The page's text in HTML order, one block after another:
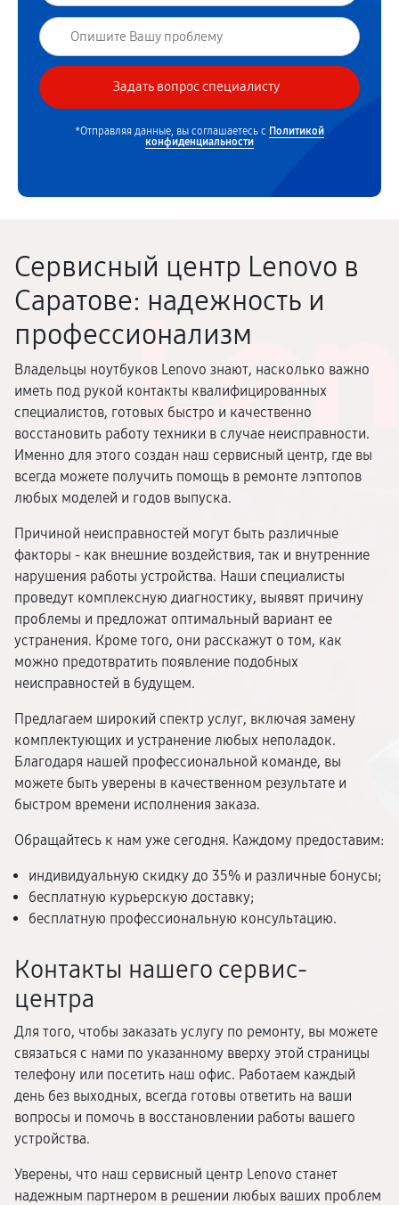
*Отправляя данные, вы соглашаетесь с Политикой
конфиденциальности
Сервисный центр Lenovo в
Саратове: надежность и
профессионализм
Владельцы ноутбуков Lenovo знают, насколько важно
иметь под рукой контакты квалифицированных
специалистов, готовых быстро и качественно
восстановить работу техники в случае неисправности.
Именно для этого создан наш сервисный центр, где вы
всегда можете получить помощь в ремонте лэптопов
любых моделей и годов выпуска.
Причиной неисправностей могут быть различные
факторы - как внешние воздействия, так и внутренние
нарушения работы устройства. Наши специалисты
проведут комплексную диагностику, выявят причину
проблемы и предложат оптимальный вариант ее
устранения. Кроме того, они расскажут о том, как
можно предотвратить появление подобных
неисправностей в будущем.
Предлагаем широкий спектр услуг, включая замену
комплектующих и устранение любых неполадок.
Благодаря нашей профессиональной команде, вы
можете быть уверены в качественном результате и
быстром времени исполнения заказа.
Обращайтесь к нам уже сегодня. Каждому предоставим:
индивидуальную скидку до 35% и различные бонусы;
бесплатную курьерскую доставку;
бесплатную профессиональную консультацию.
Контакты нашего сервис-
центра
Для того, чтобы заказать услугу по ремонту, вы можете
связаться с нами по указанному вверху этой страницы
телефону или посетить наш офис. Работаем каждый
день без выходных, всегда готовы ответить на ваши
вопросы и помочь в восстановлении работы вашего
устройства.
Уверены, что наш сервисный центр Lenovo станет
надежным партнером в решении любых ваших проблем